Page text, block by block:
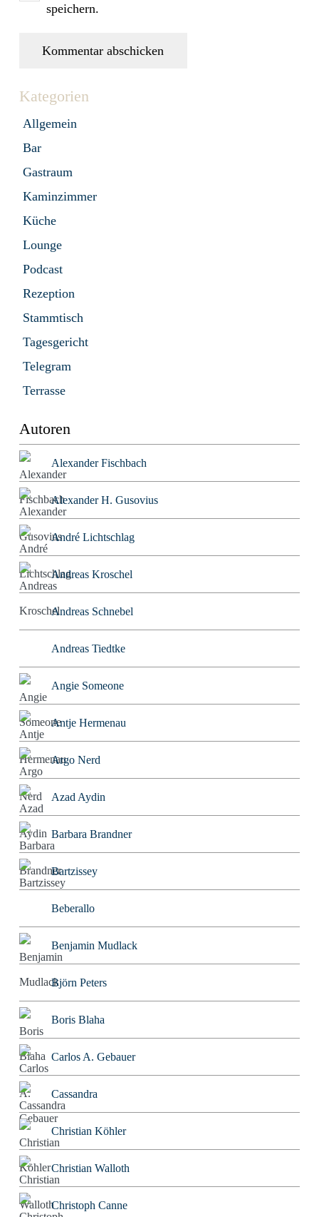
speichern.
Kommentar abschicken
Kategorien
Allgemein
Bar
Gastraum
Kaminzimmer
Küche
Lounge
Podcast
Rezeption
Stammtisch
Tagesgericht
Telegram
Terrasse
Autoren
Alexander Fischbach
Alexander H. Gusovius
André Lichtschlag
Andreas Kroschel
Andreas Schnebel
Andreas Tiedtke
Angie Someone
Antje Hermenau
Argo Nerd
Azad Aydin
Barbara Brandner
Bartzissey
Beberallo
Benjamin Mudlack
Björn Peters
Boris Blaha
Carlos A. Gebauer
Cassandra
Christian Köhler
Christian Walloth
Christoph Canne